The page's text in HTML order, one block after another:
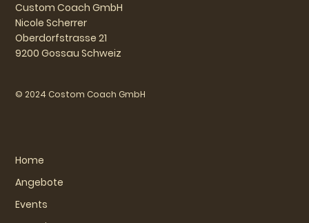
Home
Angebote
Events
Custom Coach GmbH
Nicole Scherrer
Oberdorfstrasse 21
9200 Gossau Schweiz
© 2024 Costom Coach GmbH